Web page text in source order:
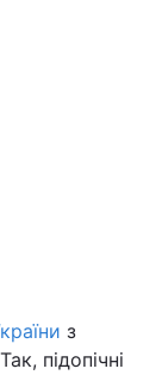
з
підопічні